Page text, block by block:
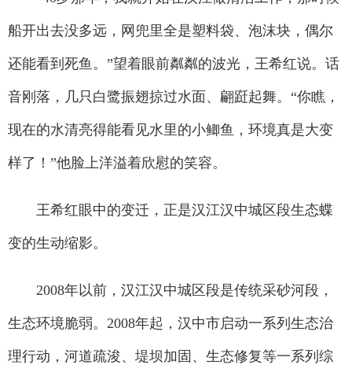
船开出去没多远，网兜里全是塑料袋、泡沫块，偶尔
还能看到死鱼。”望着眼前粼粼的波光，王希红说。话
音刚落，几只白鹭振翅掠过水面、翩跹起舞。“你瞧，
现在的水清亮得能看见水里的小鲫鱼，环境真是大变
样了！”他脸上洋溢着欣慰的笑容。
王希红眼中的变迁，正是汉江汉中城区段生态蝶
变的生动缩影。
2008年以前，汉江汉中城区段是传统采砂河段，
生态环境脆弱。2008年起，汉中市启动一系列生态治
理行动，河道疏浚、堤坝加固、生态修复等一系列综